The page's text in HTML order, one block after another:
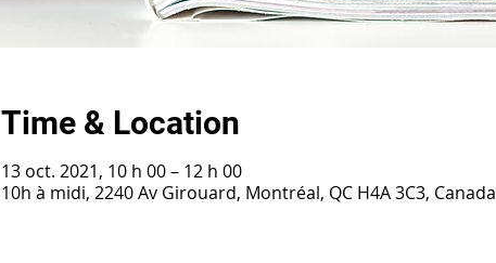
Time & Location
13 oct. 2021, 10 h 00 – 12 h 00
10h à midi, 2240 Av Girouard, Montréal, QC H4A 3C3, Canada